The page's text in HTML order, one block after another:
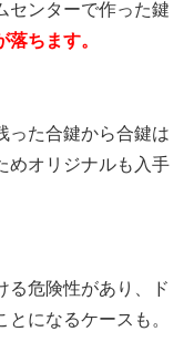
センターで作った鍵
ちます。
った合鍵から合鍵は
めオリジナルも入手
る危険性があり、ド
になるケースも。